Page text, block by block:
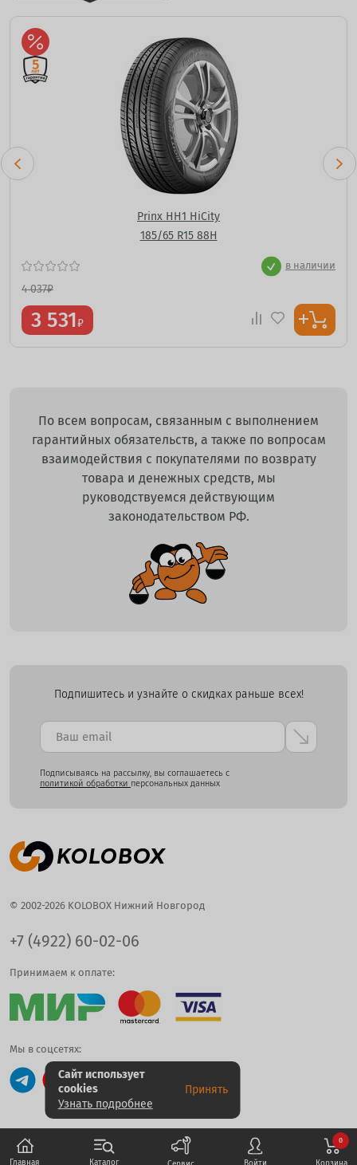
Prinx HH1 HiCity
185/65 R15 88H
в наличии
4 037₽
3 531₽
По всем вопросам, связанным с выполнением
гарантийных обязательств, а также по вопросам
взаимодействия с покупателями по возврату
товара и денежных средств, мы
руководствуемся действующим
законодательством РФ.
Подпишитесь и узнайте о скидках раньше всех!
Подписываясь на рассылку, вы соглашаетесь с
политикой обработки персональных данных
© 2002-2026 KOLOBOX Нижний Новгород
+7 (4922) 60-02-06
Принимаем к оплате:
Мы в соцсетях:
Главная Каталог
0
Корзина
Сайт использует
cookies
Узнать подробнее
Принять